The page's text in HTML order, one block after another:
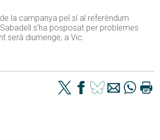
de la campanya pel sí al referèndum
s’ha posposat per problemes
serà diumenge, a Vic.